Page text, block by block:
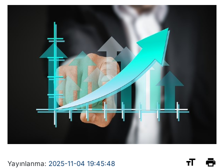
Yayınlanma: 2025-11-04 19:45:48